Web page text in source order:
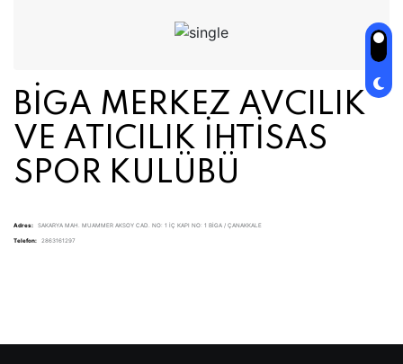
BİGA MERKEZ AVCILIK
VE ATICILIK İHTİSAS
SPOR KULÜBÜ
Adres: SAKARYA MAH. MUAMMER AKSOY CAD. NO: 1 İÇ KAPI NO: 1 BİGA / ÇANAKKALE
Telefon: 2863161297